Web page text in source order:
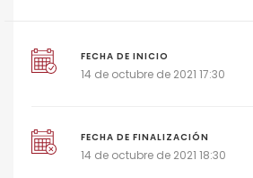
FECHA DE INICIO
14 de octubre de 2021 17:30
FECHA DE FINALIZACIÓN
14 de octubre de 2021 18:30